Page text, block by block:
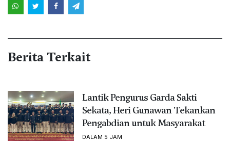
Berita Terkait
Lantik Pengurus Garda Sakti
Sekata, Heri Gunawan Tekankan
Pengabdian untuk Masyarakat
DALAM 5 JAM